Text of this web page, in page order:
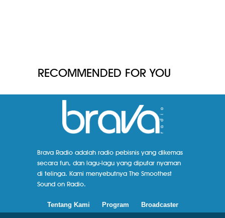
RECOMMENDED FOR YOU
Brava Radio adalah radio pebisnis yang dikemas
secara fun, dan lagu-lagu yang diputar nyaman
di telinga. Kami menyebutnya The Smoothest
Sound on Radio.
Tentang Kami Program Broadcaster